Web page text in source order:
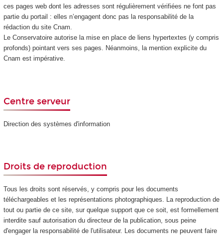
ces pages web dont les adresses sont régulièrement vérifiées ne font pas
partie du portail : elles n’engagent donc pas la responsabilité de la
rédaction du site Cnam.
Le Conservatoire autorise la mise en place de liens hypertextes (y compris
profonds) pointant vers ses pages. Néanmoins, la mention explicite du
Cnam est impérative.
Centre serveur
Direction des systèmes d'information
Droits de reproduction
Tous les droits sont réservés, y compris pour les documents
téléchargeables et les représentations photographiques. La reproduction de
tout ou partie de ce site, sur quelque support que ce soit, est formellement
interdite sauf autorisation du directeur de la publication, sous peine
d'engager la responsabilité de l'utilisateur. Les documents ne peuvent faire